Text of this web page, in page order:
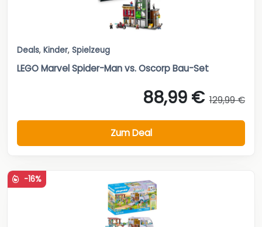
Deals, Kinder, Spielzeug
LEGO Marvel Spider-Man vs. Oscorp Bau-Set
88,99 € 129,99 €
Zum Deal
-16%